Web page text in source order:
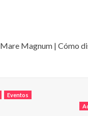
Mare Magnum | Cómo
Eventos